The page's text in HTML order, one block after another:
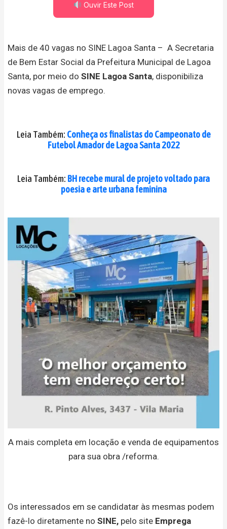
Ouvir Este Post
Mais de 40 vagas no SINE Lagoa Santa – A Secretaria
de Bem Estar Social da Prefeitura Municipal de Lagoa
Santa, por meio do SINE Lagoa Santa, disponibiliza
novas vagas de emprego.
Leia Também: Conheça os finalistas do Campeonato de
Futebol Amador de Lagoa Santa 2022
Leia Também: BH recebe mural de projeto voltado para
poesia e arte urbana feminina
A mais completa em locação e venda de equipamentos
para sua obra /reforma.
Os interessados em se candidatar às mesmas podem
fazê-lo diretamente no SINE, pelo site Emprega